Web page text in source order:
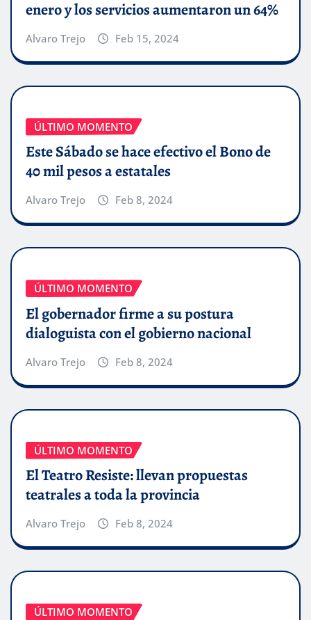
enero y los servicios aumentaron un 64%
Alvaro Trejo Feb 15, 2024
ÚLTIMO MOMENTO
Este Sábado se hace efectivo el Bono de
40 mil pesos a estatales
Alvaro Trejo Feb 8, 2024
ÚLTIMO MOMENTO
El gobernador firme a su postura
dialoguista con el gobierno nacional
Alvaro Trejo Feb 8, 2024
ÚLTIMO MOMENTO
El Teatro Resiste: llevan propuestas
teatrales a toda la provincia
Alvaro Trejo Feb 8, 2024
ÚLTIMO MOMENTO